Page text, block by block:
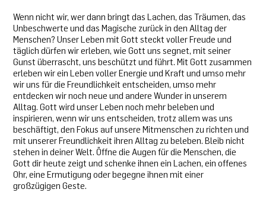
Wenn nicht wir, wer dann bringt das Lachen, das Träumen, das
Unbeschwerte und das Magische zurück in den Alltag der
Menschen? Unser Leben mit Gott steckt voller Freude und
täglich dürfen wir erleben, wie Gott uns segnet, mit seiner
Gunst überrascht, uns beschützt und führt. Mit Gott zusammen
erleben wir ein Leben voller Energie und Kraft und umso mehr
wir uns für die Freundlichkeit entscheiden, umso mehr
entdecken wir noch neue und andere Wunder in unserem
Alltag. Gott wird unser Leben noch mehr beleben und
inspirieren, wenn wir uns entscheiden, trotz allem was uns
beschäftigt, den Fokus auf unsere Mitmenschen zu richten und
mit unserer Freundlichkeit ihren Alltag zu beleben. Bleib nicht
stehen in deiner Welt. Öffne die Augen für die Menschen, die
Gott dir heute zeigt und schenke ihnen ein Lachen, ein offenes
Ohr, eine Ermutigung oder begegne ihnen mit einer
großzügigen Geste.